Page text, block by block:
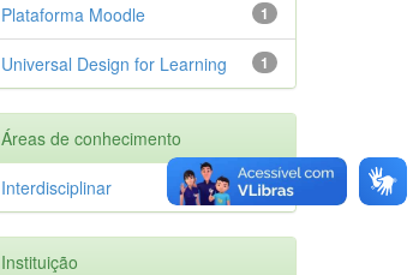
1
Plataforma Moodle
1
Universal Design for Learning
Áreas de conhecimento
1
Interdisciplinar
Instituição